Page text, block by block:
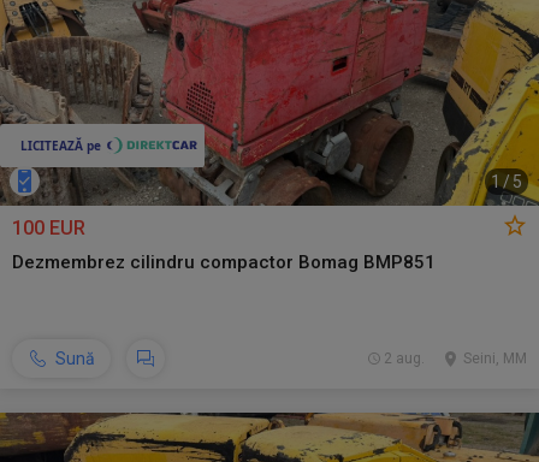
1 / 5
100 EUR
Dezmembrez cilindru compactor Bomag BMP851
Sună Seini, MM
2 aug.